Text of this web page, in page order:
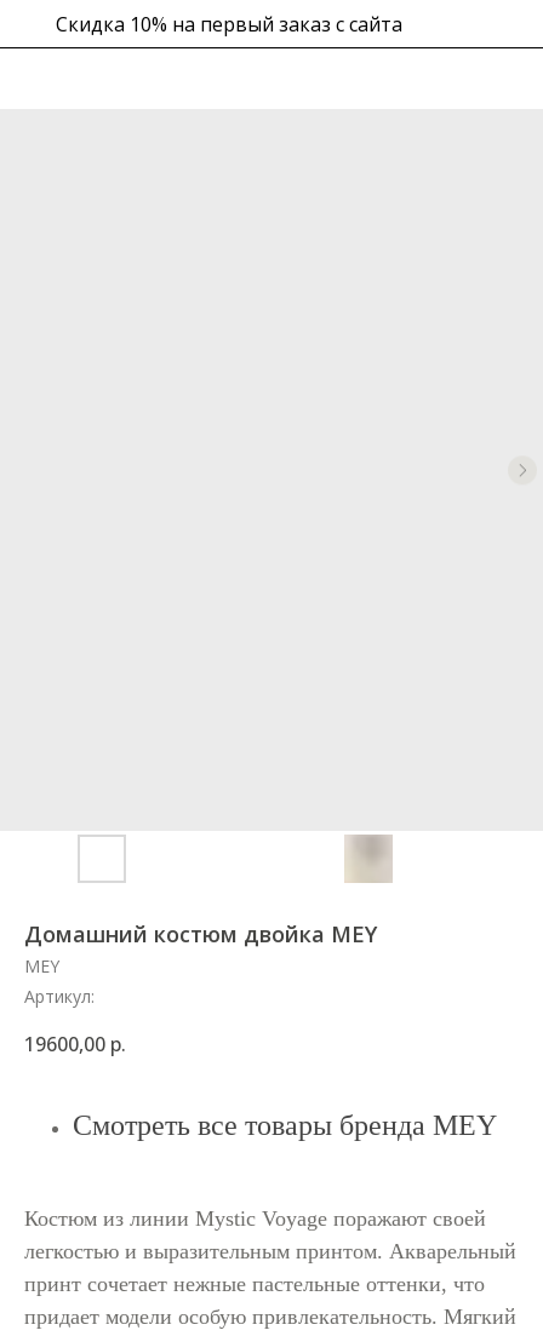
Скидка 10% на первый заказ с сайта
Домашний костюм двойка MEY
MEY
Артикул:
19600,00 р.
Смотреть все товары бренда MEY
Костюм из линии Mystic Voyage поражают своей
легкостью и выразительным принтом. Акварельный
принт сочетает нежные пастельные оттенки, что
придает модели особую привлекательность. Мягкий